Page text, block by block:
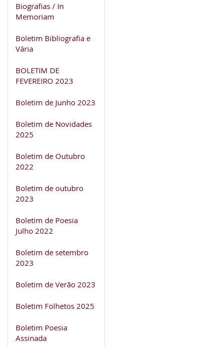
Biografias / In
Memoriam
Boletim Bibliografia e
Vária
BOLETIM DE
FEVEREIRO 2023
Boletim de Junho 2023
Boletim de Novidades
2025
Boletim de Outubro
2022
Boletim de outubro
2023
Boletim de Poesia
Julho 2022
Boletim de setembro
2023
Boletim de Verão 2023
Boletim Folhetos 2025
Boletim Poesia
Assinada